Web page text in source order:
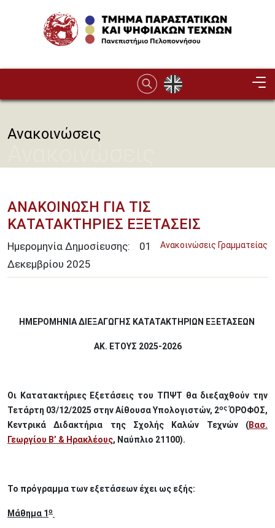
Image
Ανακοινώσεις
ΑΝΑΚΟΙΝΩΣΗ ΓΙΑ ΤΙΣ
ΚΑΤΑΤΑΚΤΗΡΙΕΣ ΕΞΕΤΑΣΕΙΣ
Ανακοινώσεις Γραμματείας
Ημερομηνία Δημοσίευσης:
01
Δεκεμβρίου 2025
ΗΜΕΡΟΜΗΝΙΑ ΔΙΕΞΑΓΩΓΗΣ ΚΑΤΑΤΑΚΤΗΡΙΩΝ ΕΞΕΤΑΣΕΩΝ
ΑΚ. ΕΤΟΥΣ 2025-2026
Οι Κατατακτήριες Εξετάσεις του ΤΠΨΤ θα διεξαχθούν την
Τετάρτη 03/12/2025 στην Αίθουσα Υπολογιστών, 2οςΌΡΟΦΟΣ,
Κεντρικά Διδακτήρια της Σχολής Καλών Τεχνών (Βασ.
Γεωργίου Β’ & Ηρακλέους, Ναύπλιο 21100).
Το πρόγραμμα των εξετάσεων έχει ως εξής:
Μάθημα 1ο